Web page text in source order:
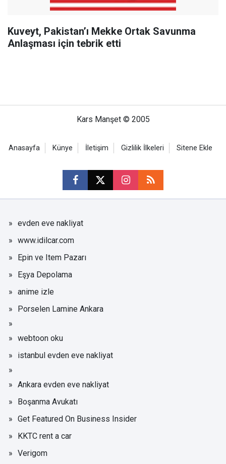
Kuveyt, Pakistan’ı Mekke Ortak Savunma
Anlaşması için tebrik etti
Kars Manşet © 2005
Anasayfa Künye İletişim Gizlilik İlkeleri Sitene Ekle
evden eve nakliyat
www.idilcar.com
Epin ve Item Pazarı
Eşya Depolama
anime izle
Porselen Lamine Ankara
webtoon oku
istanbul evden eve nakliyat
Ankara evden eve nakliyat
Boşanma Avukatı
Get Featured On Business Insider
KKTC rent a car
Verigom